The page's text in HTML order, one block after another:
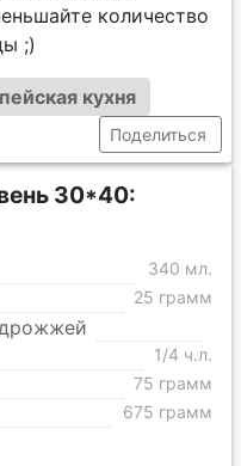
количество
;)
кухня
Поделиться
30*40:
340 мл.
25 грамм
дрожжей
1/4 ч.л.
75 грамм
675 грамм